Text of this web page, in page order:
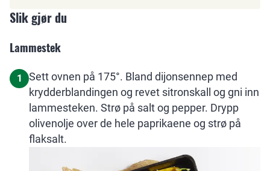
Slik gjør du
Lammestek
1
Sett ovnen på 175°. Bland dijonsennep med
krydderblandingen og revet sitronskall og gni inn
lammesteken. Strø på salt og pepper. Drypp
olivenolje over de hele paprikaene og strø på
flaksalt.